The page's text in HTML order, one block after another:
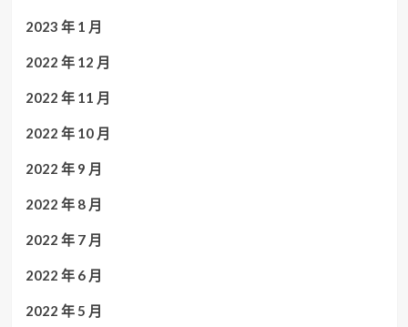
2023 年 1 月
2022 年 12 月
2022 年 11 月
2022 年 10 月
2022 年 9 月
2022 年 8 月
2022 年 7 月
2022 年 6 月
2022 年 5 月